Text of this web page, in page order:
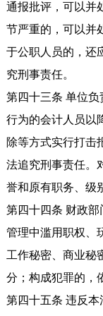
通报批评，可以并
节严重的，可以并
于公职人员的，还
究刑事责任。
第四十三条 单位
行为的会计人员以
除等方式实行打击
法追究刑事责任。
誉和原有职务、级
第四十四条 财政
管理中滥用职权、
工作秘密、商业秘
分；构成犯罪的，
第四十五条 违反